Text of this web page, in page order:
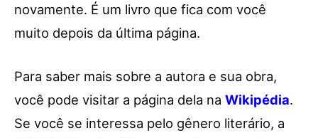
novamente. É um livro que fica com você
muito depois da última página.
Para saber mais sobre a autora e sua obra,
você pode visitar a página dela na Wikipédia.
Se você se interessa pelo gênero literário, a